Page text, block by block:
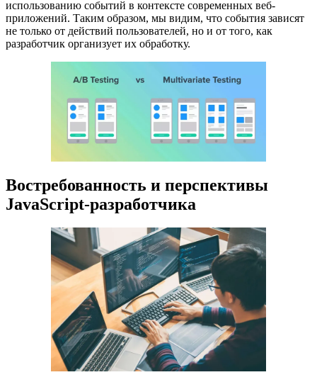
использованию событий в контексте современных веб-
приложений. Таким образом, мы видим, что события зависят
не только от действий пользователей, но и от того, как
разработчик организует их обработку.
Востребованность и перспективы
JavaScript-разработчика